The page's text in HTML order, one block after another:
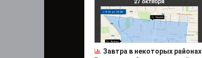
Завтра в некоторых районах